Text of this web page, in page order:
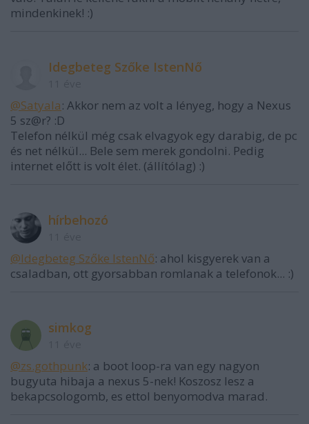
mindenkinek! :)
Idegbeteg Szőke IstenNő
@Satyala: Akkor nem az volt a lényeg, hogy a Nexus
5 sz@r? :D
Telefon nélkül még csak elvagyok egy darabig, de pc
és net nélkül... Bele sem merek gondolni. Pedig
internet előtt is volt élet. (állítólag) :)
hírbehozó
@Idegbeteg Szőke IstenNő: ahol kisgyerek van a
csaladban, ott gyorsabban romlanak a telefonok... :)
simkog
@zs.gothpunk: a boot loop-ra van egy nagyon
bugyuta hibaja a nexus 5-nek! Koszosz lesz a
bekapcsologomb, es ettol benyomodva marad.